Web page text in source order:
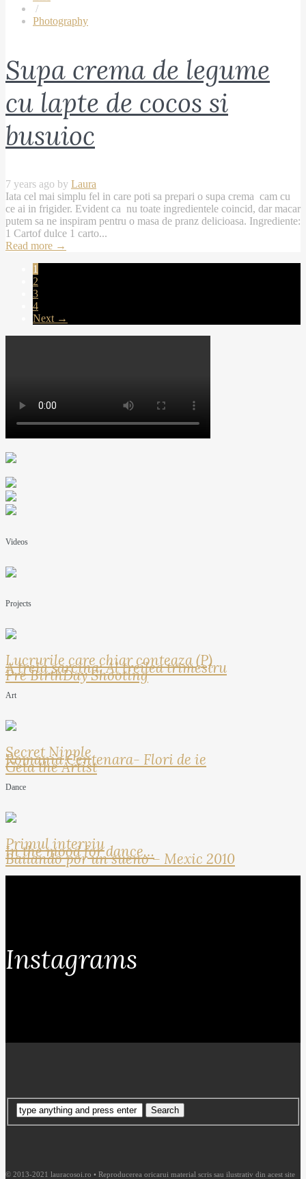
/
Photography
Supa crema de legume
cu lapte de cocos si
busuioc
7 years ago by Laura
Iata cel mai simplu fel in care poti sa prepari o supa crema cam cu
ce ai in frigider. Evident ca nu toate ingredientele coincid, dar macar
putem sa ne inspiram pentru o masa de pranz delicioasa. Ingrediente:
1 Cartof dulce 1 carto...
Read more →
1
2
3
4
Next →
Videos
Projects
Lucrurile care chiar conteaza (P)
A treia sarcina: Al treilea trimestru
Pre BirthDay Shooting
Art
Secret Nipple
Romania Centenara- Flori de ie
Geta the Artist
Dance
Primul interviu
In the mood for dance…
Bailando por un sueno – Mexic 2010
Instagrams
© 2013-2021 lauracosoi.ro • Reproducerea oricarui material scris sau ilustrativ din acest site